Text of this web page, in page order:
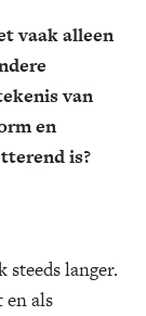
Zoek
vaak alleen
van
en
is?
steeds langer.
en als